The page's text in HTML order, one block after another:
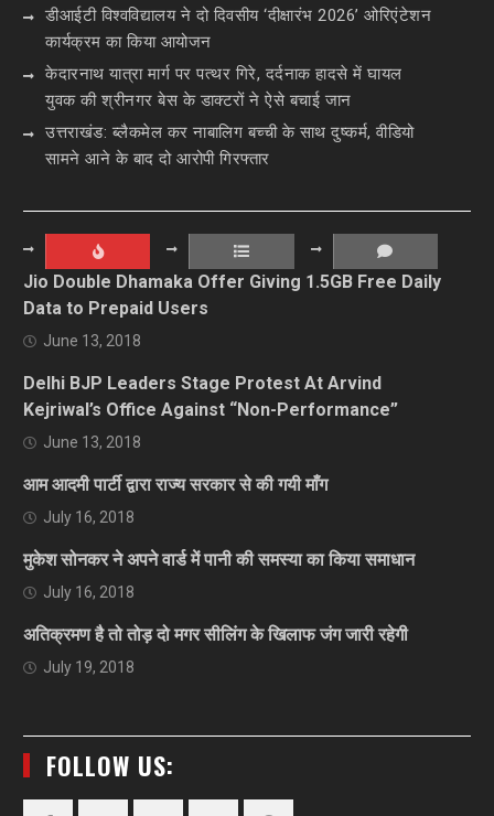
डीआईटी विश्वविद्यालय ने दो दिवसीय ‘दीक्षारंभ 2026’ ओरिएंटेशन
कार्यक्रम का किया आयोजन
केदारनाथ यात्रा मार्ग पर पत्थर गिरे, दर्दनाक हादसे में घायल
युवक की श्रीनगर बेस के डाक्टरों ने ऐसे बचाई जान
उत्तराखंड: ब्लैकमेल कर नाबालिग बच्ची के साथ दुष्कर्म, वीडियो
सामने आने के बाद दो आरोपी गिरफ्तार
Jio Double Dhamaka Offer Giving 1.5GB Free Daily
Data to Prepaid Users
June 13, 2018
Delhi BJP Leaders Stage Protest At Arvind
Kejriwal’s Office Against “Non-Performance”
June 13, 2018
आम आदमी पार्टी द्वारा राज्य सरकार से की गयी माँग
July 16, 2018
मुकेश सोनकर ने अपने वार्ड में पानी की समस्या का किया समाधान
July 16, 2018
अतिक्रमण है तो तोड़ दो मगर सीलिंग के खिलाफ जंग जारी रहेगी
July 19, 2018
FOLLOW US: